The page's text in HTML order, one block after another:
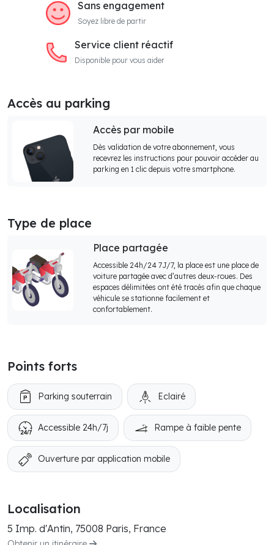
Sans engagement
Soyez libre de partir
Service client réactif
Disponible pour vous aider
Accès au parking
Accès par mobile
Dès validation de votre abonnement, vous
recevrez les instructions pour pouvoir accéder au
parking en 1 clic depuis votre smartphone.
Type de place
Place partagée
Accessible 24h/24 7J/7, la place est une place de
voiture partagée avec d’autres deux-roues. Des
espaces délimitées ont été tracés afin que chaque
véhicule se stationne facilement et
confortablement.
Points forts
Parking souterrain Eclairé
Accessible 24h/7j Rampe à faible pente
Ouverture par application mobile
Localisation
5 Imp. d'Antin, 75008 Paris, France